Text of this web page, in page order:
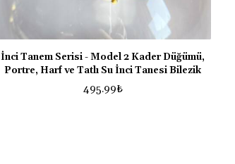
İnci Tanem Serisi - Model 2 Kader Düğümü,
Portre, Harf ve Tatlı Su İnci Tanesi Bilezik
495.99₺